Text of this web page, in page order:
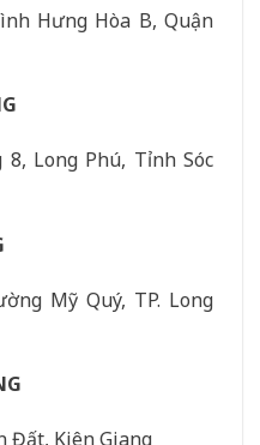
Hưng Hòa B, Quận
Long Phú, Tỉnh Sóc
Mỹ Quý, TP. Long
Đất, Kiên Giang